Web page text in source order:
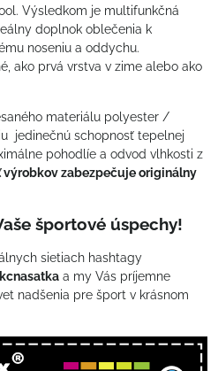
Výsledkom je multifunkčná
doplnok oblečenia k
noseniu a oddychu.
ako prvá vrstva v zime alebo ako
materiálu polyester /
jedinečnú schopnosť tepelnej
pohodlíe a odvod vlhkosti z
výrobkov zabezpečuje originálny
športové úspechy!
sietiach hashtagy
a my Vás príjemne
nadšenia pre šport v krásnom